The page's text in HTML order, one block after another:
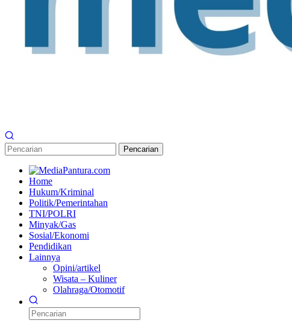
Pencarian
Home
Hukum/Kriminal
Politik/Pemerintahan
TNI/POLRI
Minyak/Gas
Sosial/Ekonomi
Pendidikan
Lainnya
Opini/artikel
Wisata – Kuliner
Olahraga/Otomotif